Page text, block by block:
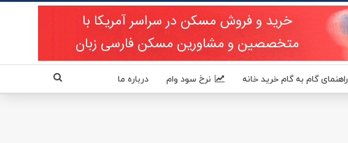
راهنمای گام به گام خرید خانه نرخ سود وام درباره ما